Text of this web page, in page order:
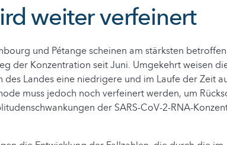
weiter verfeinert
und Pétange scheinen am stärksten
der Konzentration seit Juni. Umgekehrt weisen
Landes eine niedrigere und im Laufe der Zeit
muss jedoch noch verfeinert werden, um
der SARS-CoV-2-RNA-